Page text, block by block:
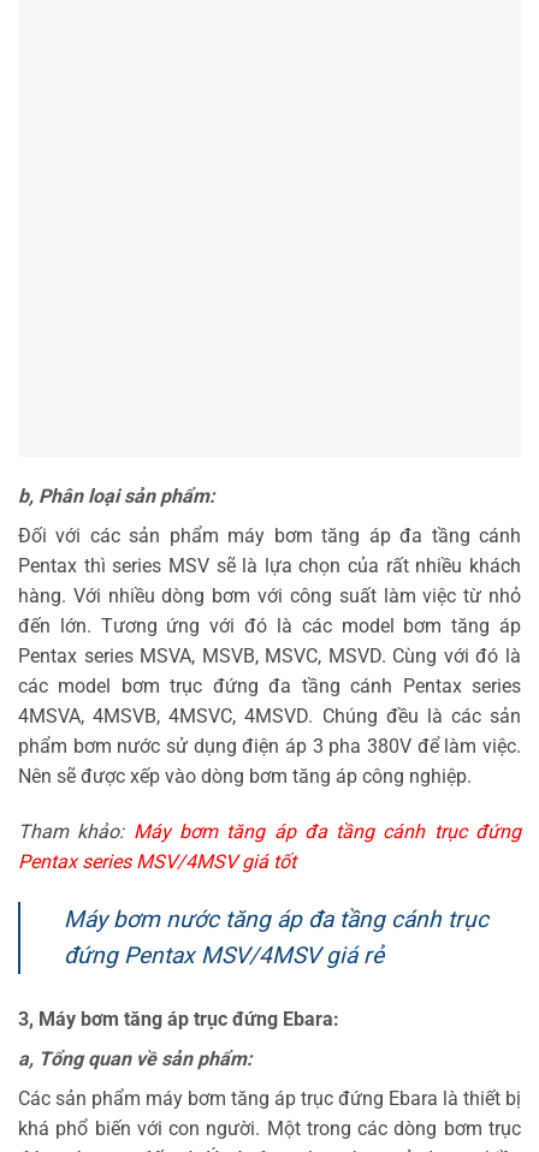
b, Phân loại sản phẩm:
Đối với các sản phẩm máy bơm tăng áp đa tầng cánh
Pentax thì series MSV sẽ là lựa chọn của rất nhiều khách
hàng. Với nhiều dòng bơm với công suất làm việc từ nhỏ
đến lớn. Tương ứng với đó là các model bơm tăng áp
Pentax series MSVA, MSVB, MSVC, MSVD. Cùng với đó là
các model bơm trục đứng đa tầng cánh Pentax series
4MSVA, 4MSVB, 4MSVC, 4MSVD. Chúng đều là các sản
phẩm bơm nước sử dụng điện áp 3 pha 380V để làm việc.
Nên sẽ được xếp vào dòng bơm tăng áp công nghiệp.
Tham khảo: Máy bơm tăng áp đa tầng cánh trục đứng
Pentax series MSV/4MSV giá tốt
Máy bơm nước tăng áp đa tầng cánh trục
đứng Pentax MSV/4MSV giá rẻ
3, Máy bơm tăng áp trục đứng Ebara:
a, Tổng quan về sản phẩm:
Các sản phẩm máy bơm tăng áp trục đứng Ebara là thiết bị
khá phổ biến với con người. Một trong các dòng bơm trục